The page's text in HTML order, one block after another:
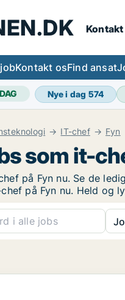
Kontakt
Kontakt osFind ansat
Nye i dag 574
IT-chef Fyn
som it-
på Fyn nu. Se de
på Fyn nu. Held og